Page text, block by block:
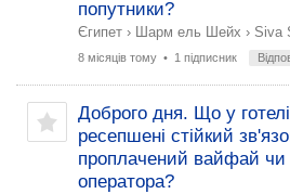
попутники?
Єгипет › Шарм ель Шейх › Siva
8 місяців тому • 1 підписник
Доброго дня. Що у
ресепшені стійкий
проплачений вайфай чи
оператора?